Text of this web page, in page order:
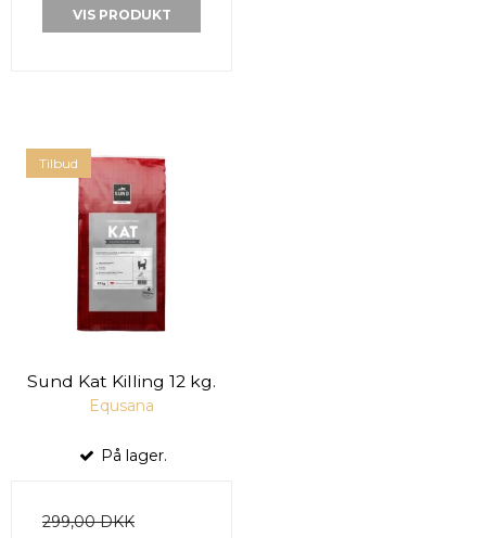
VIS PRODUKT
Tilbud
Sund Kat Killing 12 kg.
Equsana
På lager.
299,00 DKK